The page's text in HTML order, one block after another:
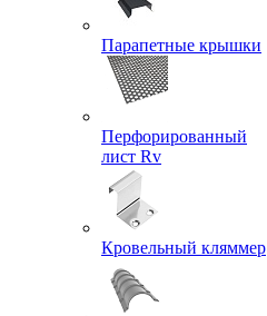
Парапетные крышки
Перфорированный
лист Rv
Кровельный кляммер